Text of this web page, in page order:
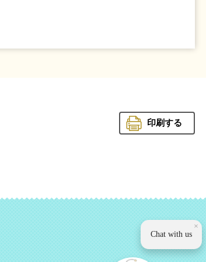
印刷する
観光いば
×
Chat with us